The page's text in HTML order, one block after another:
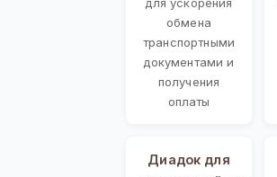
обмена
транспортными
документами и
получения
оплаты
Диадок для